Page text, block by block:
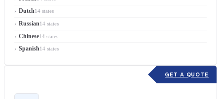
Dutch14 states
Russian14 states
Chinese14 states
Spanish14 states
GET A QUOTE